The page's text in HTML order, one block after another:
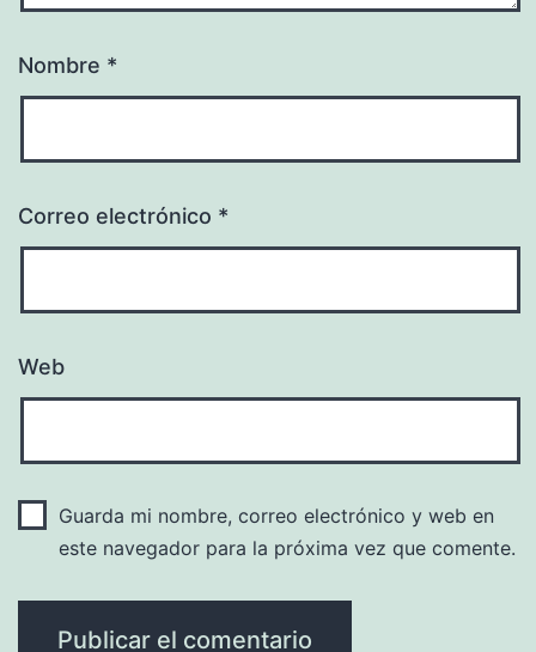
Nombre *
Correo electrónico *
Web
Guarda mi nombre, correo electrónico y web en
este navegador para la próxima vez que comente.